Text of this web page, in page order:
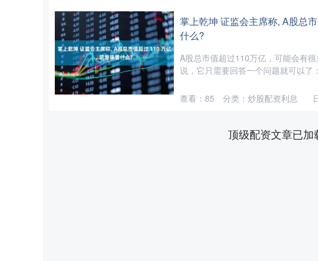
掌上乾坤 证监会主席称, A股总
什么?
A股总市值超过110万亿，可能会有
说，它只需要回答一个问题就可以
查看： 85 分类： 炒股配资利息
顶级配资文章已加